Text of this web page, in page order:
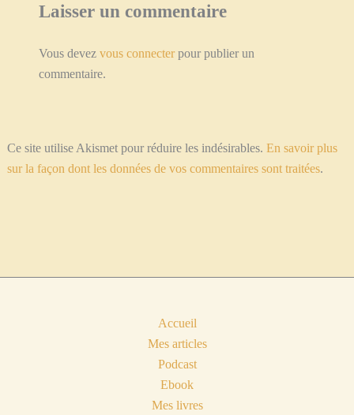
Laisser un commentaire
Vous devez vous connecterpour publier un
commentaire.
Ce site utilise Akismet pour réduire les indésirables. En savoir plus
sur la façon dont les données de vos commentaires sont traitées.
Accueil
Mes articles
Podcast
Ebook
Mes livres